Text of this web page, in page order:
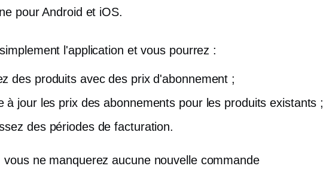
pour Android et iOS.
l'application et vous pourrez :
des produits avec des prix d'abonnement ;
à jour les prix des abonnements pour les produits existants ;
des périodes de facturation.
vous ne manquerez aucune nouvelle commande